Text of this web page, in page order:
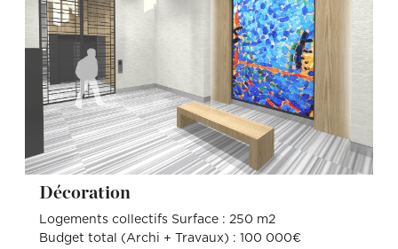
Décoration
Logements collectifs Surface : 250 m2
Budget total (Archi + Travaux) : 100 000€